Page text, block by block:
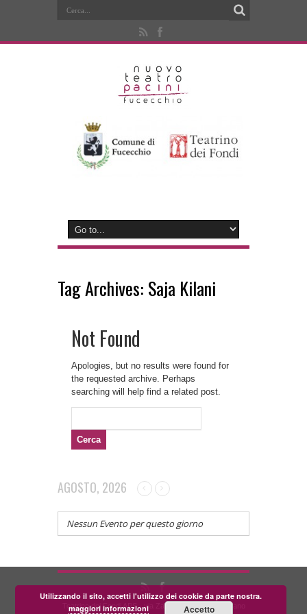
Tag Archives: Saja Kilani
Not Found
Apologies, but no results were found for
the requested archive. Perhaps
searching will help find a related post.
AGOSTO, 2026
Nessun Evento per questo giorno
Teatrino dei Fondi APS - via Zara, 58 56024 Corazzano
Utilizzando il sito, accetti l'utilizzo dei cookie da parte nostra.
maggiori informazioni
Accetto